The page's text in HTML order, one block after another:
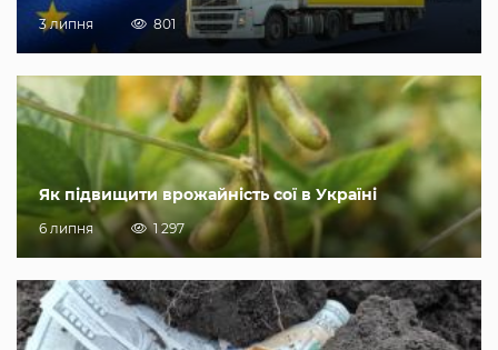
3 липня 801
Як підвищити врожайність сої в Україні
6 липня 1 297